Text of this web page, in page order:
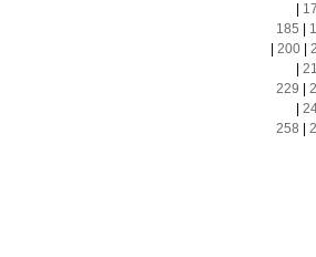
185
200|
229
258